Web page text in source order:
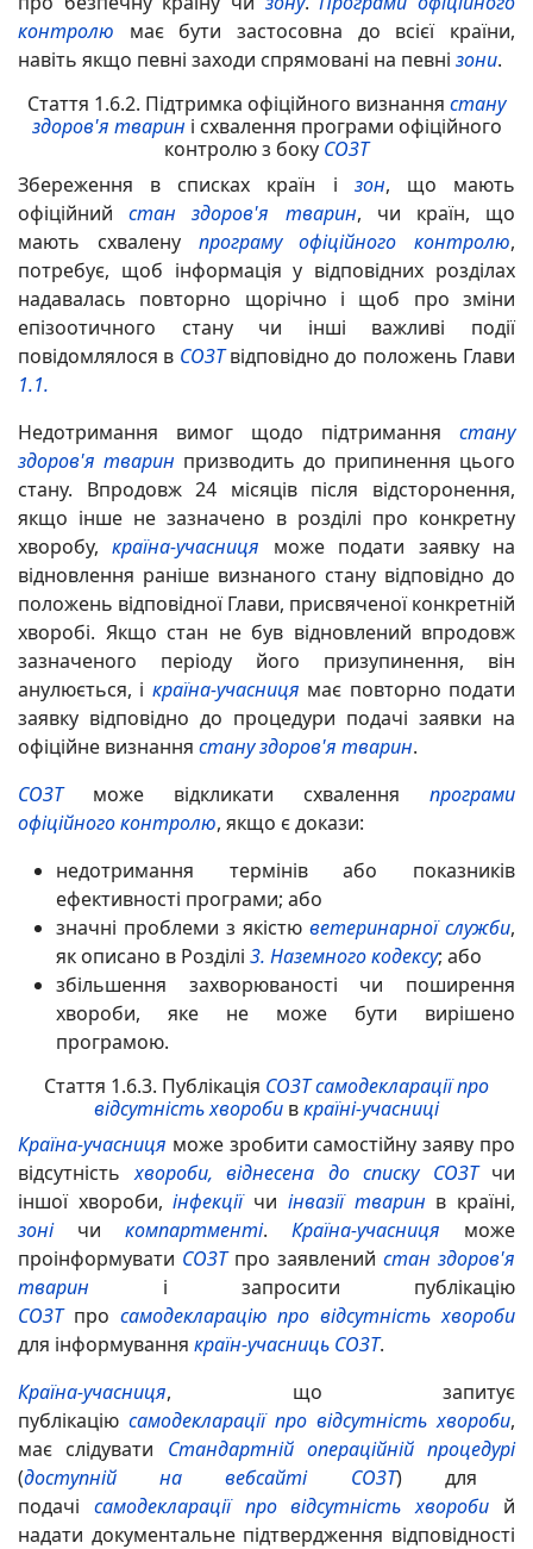
контролю має бути застосовна до всієї країни,
навіть якщо певні заходи спрямовані на певні зони.
Стаття 1.6.2. Підтримка офіційного визнання стану
здоров'я тварин і схвалення програми офіційного
контролю з боку СОЗТ
Збереження в списках країн і зон, що мають
офіційнийстан здоров'я тварин, чи країн, що
мають схвалену програму офіційного контролю,
потребує, щоб інформація у відповідних розділах
надавалась повторно щорічно і щоб про зміни
епізоотичного стану чи інші важливі події
повідомлялося в СОЗТвідповідно до положень Глави
1.1.
Недотримання вимог щодо підтримання стану
здоров'я тварин призводить до припинення цього
стану. Впродовж 24 місяців після відсторонення,
якщо інше не зазначено в розділі про конкретну
хворобу,країна-учасниця може подати заявку на
відновлення раніше визнаного стану відповідно до
положень відповідної Глави, присвяченої конкретній
хворобі. Якщо стан не був відновлений впродовж
зазначеного періоду його призупинення, він
анулюється, і країна-учасниця має повторно подати
заявку відповідно до процедури подачі заявки на
офіційне визнання стану здоров'я тварин.
СОЗТможе відкликати схвалення програми
офіційного контролю, якщо є докази:
недотримання термінів або показників
ефективності програми; або
значні проблеми з якістю ветеринарної служби,
як описано в Розділі 3. Наземного кодексу; або
збільшення захворюваності чи поширення
хвороби, яке не може бути вирішено
програмою.
Стаття 1.6.3. Публікація СОЗТсамодекларації про
відсутність хвороби вкраїні-учасниці
Країна-учасниця може зробити самостійну заяву про
відсутністьхвороби, віднесена до списку СОЗТ чи
іншої хвороби,інфекціїчи інвазії тварин в країні,
зонічи компартменті. Країна-учасниця може
проінформувати СОЗТпро заявлений стан здоров'я
тварин і запросити публікацію
СОЗТпро самодекларацію про відсутність хвороби
для інформування країн-учасниць СОЗТ.
Країна-учасниця, що запитує
публікацію самодекларації про відсутність хвороби,
має слідувати Стандартній операційній процедурі
(доступній на вебсайті СОЗТ) для
подачі самодекларації про відсутність хвороби й
надати документальне підтвердження відповідності